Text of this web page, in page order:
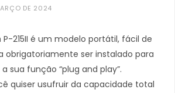
DE 2024
215II é um modelo portátil, fácil de
obrigatoriamente ser instalado para
sua função “plug and play”.
quiser usufruir da capacidade total